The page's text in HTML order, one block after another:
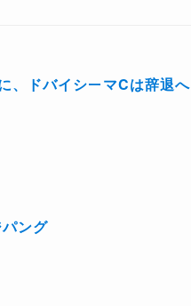
、ドバイシーマCは辞退へ
ング